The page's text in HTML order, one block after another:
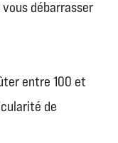
débarrasser
entre 100 et
de